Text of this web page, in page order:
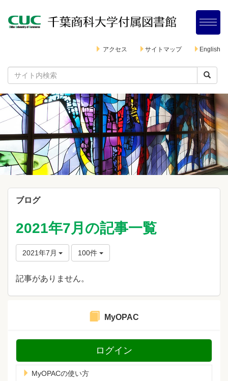
アクセス サイトマップ English
ブログ
2021年7月の記事一覧
2021年7月 100件
記事がありません。
MyOPAC
ログイン
MyOPACの使い方